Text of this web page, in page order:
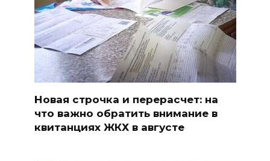
Новая строчка и перерасчет: на
что важно обратить внимание в
квитанциях ЖКХ в августе